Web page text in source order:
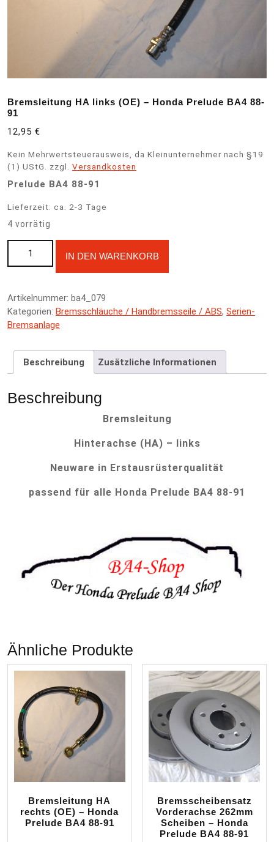
Bremsleitung HA links (OE) – Honda Prelude BA4 88-
91
12,95 €
Kein Mehrwertsteuerausweis, da Kleinunternehmer nach §19
(1) UStG.
zzgl. Versandkosten
Prelude BA4 88-91
Lieferzeit: ca. 2-3 Tage
4 vorrätig
IN DEN WARENKORB
n
i
v
Artikelnummer: ba4_079
Kategorien: Bremsschläuche / Handbremsseile / ABS, Serien-
Bremsanlage
Beschreibung Zusätzliche Informationen
Beschreibung
Bremsleitung
Hinterachse (HA) – links
Neuware in Erstausrüsterqualität
passend für alle Honda Prelude BA4 88-91
Ähnliche Produkte
Bremsleitung HA
rechts (OE) – Honda
Prelude BA4 88-91
Bremsscheibensatz
Vorderachse 262mm
Scheiben – Honda
Prelude BA4 88-91